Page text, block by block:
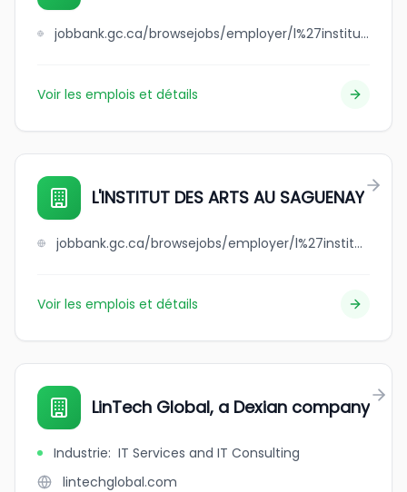
jobbank.gc.ca/browsejobs/employer/l%27institut+de+formation+++++++humaine+integrale+de+montreal/ca
Voir les emplois et détails
L'INSTITUT DES ARTS AU SAGUENAY
jobbank.gc.ca/browsejobs/employer/l%27institut+des+arts+au++++++++saguenay/ca
Voir les emplois et détails
LinTech Global, a Dexian company
Industrie: IT Services and IT Consulting
lintechglobal.com